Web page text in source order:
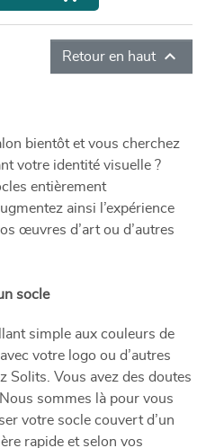
bientôt et vous cherchez
votre identité visuelle ?
entièrement
ainsi l’expérience
œuvres d’art ou d’autres
socle
simple aux couleurs de
votre logo ou d’autres
Solits. Vous avez des doutes
sommes là pour vous
votre socle couvert d’un
rapide et selon vos
Retour en haut 